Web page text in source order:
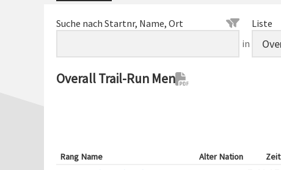
Suche nach Startnr, Name, Ort
in
Liste
Overall Trail-Run Men
Rang Name Alter Nation Zeit